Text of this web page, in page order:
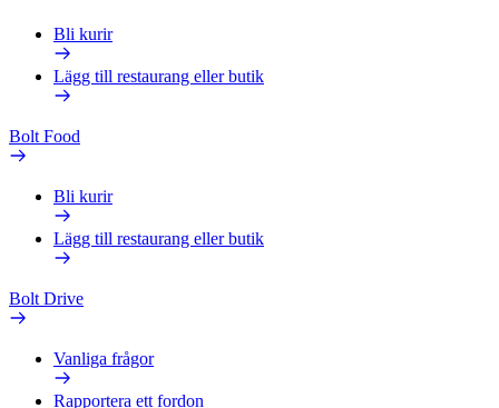
Bli kurir
Lägg till restaurang eller butik
Bolt Food
Bli kurir
Lägg till restaurang eller butik
Bolt Drive
Vanliga frågor
Rapportera ett fordon